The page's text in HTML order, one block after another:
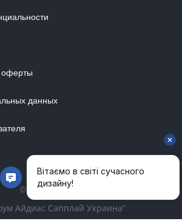
оферты
данных
© 2014-2026
Айдиас Сапплай Украина"